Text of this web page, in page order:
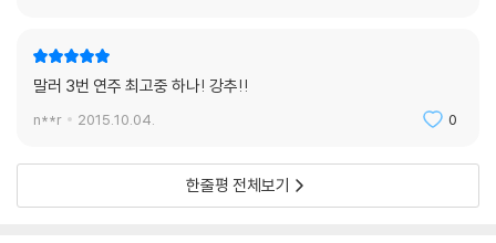
말러 3번 연주 최고중 하나! 강추!!
n**r 2015.10.04. 0
한줄평 전체보기